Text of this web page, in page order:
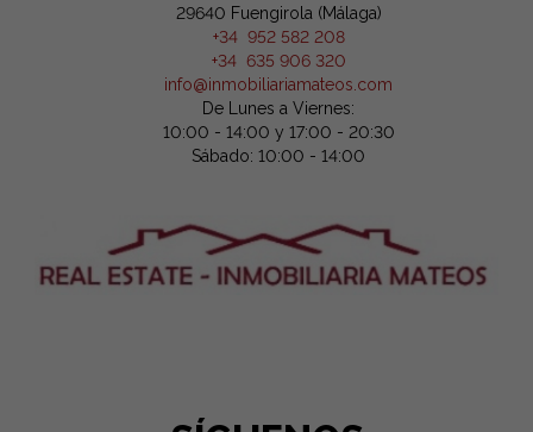
29640 Fuengirola (Málaga)
+34 952 582 208
+34 635 906 320
info@inmobiliariamateos.com
De Lunes a Viernes:
10:00 - 14:00 y 17:00 - 20:30
Sábado: 10:00 - 14:00